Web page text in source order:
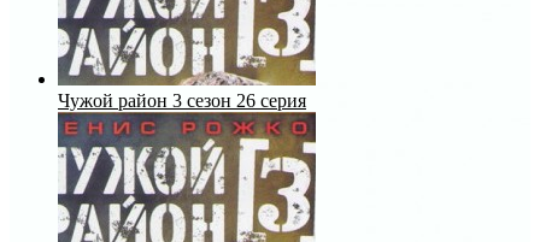
Чужой район 3 сезон 26 серия